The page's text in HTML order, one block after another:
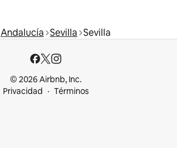
Andalucía Sevilla Sevilla
© 2026 Airbnb, Inc.
Privacidad
Términos